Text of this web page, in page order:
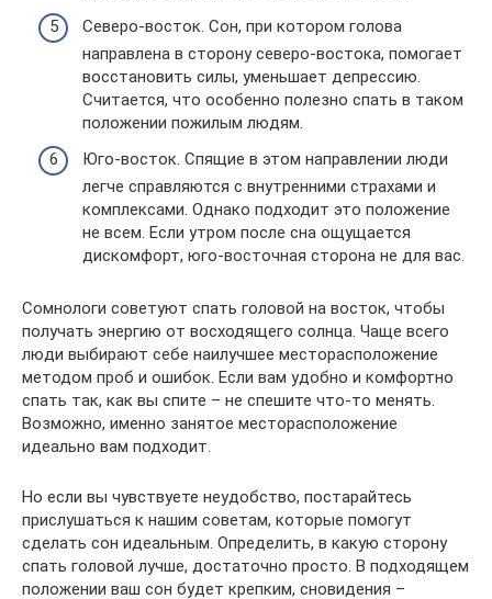
Северо-восток. Сон, при котором голова
направлена в сторону северо-востока, помогает
восстановить силы, уменьшает депрессию.
Считается, что особенно полезно спать в таком
положении пожилым людям.
Юго-восток. Спящие в этом направлении люди
легче справляются с внутренними страхами и
комплексами. Однако подходит это положение
не всем. Если утром после сна ощущается
дискомфорт, юго-восточная сторона не для вас.
Сомнологи советуют спать головой на восток, чтобы
получать энергию от восходящего солнца. Чаще всего
люди выбирают себе наилучшее месторасположение
методом проб и ошибок. Если вам удобно и комфортно
спать так, как вы спите – не спешите что-то менять.
Возможно, именно занятое месторасположение
идеально вам подходит.
Но если вы чувствуете неудобство, постарайтесь
прислушаться к нашим советам, которые помогут
сделать сон идеальным. Определить, в какую сторону
спать головой лучше, достаточно просто. В подходящем
положении ваш сон будет крепким, сновидения –